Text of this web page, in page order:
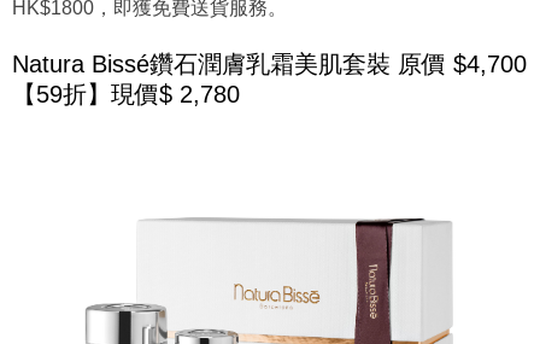
HK$1800，即獲免費送貨服務。
Natura Bissé鑽石潤膚乳霜美肌套裝 原價 $4,700
【59折】現價$ 2,780